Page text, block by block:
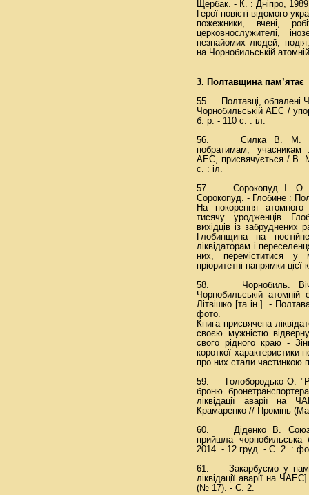
Щербак. - К. : Дніпро,
Герої повісті відомого
пожежники, вчені,
церковнослужителі,
незнайомих людей,
на Чорнобильській
3. Полтавщина пам’ятає
55. Полтавці, обпалені
Чорнобильській АЕС /
б. р. - 110 с. : іл.
56. Силка В. М.
побратимам, учасникам
АЕС, присвячується / В.
с. : іл.
57. Сорокопуд І. О.
Сорокопуд. - Глобине :
На покорення
тисячу уродженців
вихідців із забруднених
Глобинщина на
ліквідаторам і
них, переміститися у
пріоритетні напрямки цієї
58. Чорнобиль.
Чорнобильській
Літвішко [та ін.]. -
фото.
Книга присвячена
своєю мужністю
свого рідного краю -
короткої характеристики
про них стали частинкою
59. Голобородько О.
броню
ліквідації аварії на
Крамаренко // Промінь
60. Діденко В. Союз
прийшла
2014. - 12 груд. - С. 2. :
61. Закарбуємо у
ліквідації аварії на
(№ 17). - С. 2.